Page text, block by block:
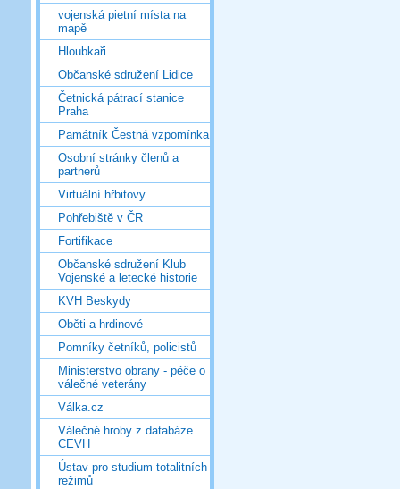
vojenská pietní místa na
mapě
Hloubkaři
Občanské sdružení Lidice
Četnická pátrací stanice
Praha
Památník Čestná vzpomínka
Osobní stránky členů a
partnerů
Virtuální hřbitovy
Pohřebiště v ČR
Fortifikace
Občanské sdružení Klub
Vojenské a letecké historie
KVH Beskydy
Oběti a hrdinové
Pomníky četníků, policistů
Ministerstvo obrany - péče o
válečné veterány
Válka.cz
Válečné hroby z databáze
CEVH
Ústav pro studium totalitních
režimů